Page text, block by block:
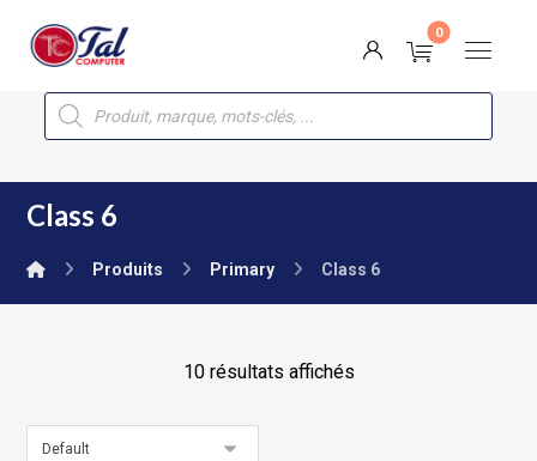
Class 6
Produits Primary Class 6
10 résultats affichés